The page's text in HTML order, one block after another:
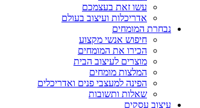
עשו זאת בעצמכם
אדריכלות ועיצוב בעולם
נבחרת המומחים
חיפוש אנשי מקצוע
הכירו את המומחים
מוצרים לעיצוב הבית
המלצות מומחים
הפינה למעצבי פנים ואדריכלים
שאלות ותשובות
עיצוב עסקים